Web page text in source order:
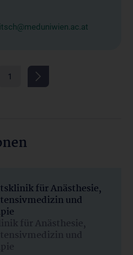
1
für Anästhesie,
und
für Anästhesie,
und